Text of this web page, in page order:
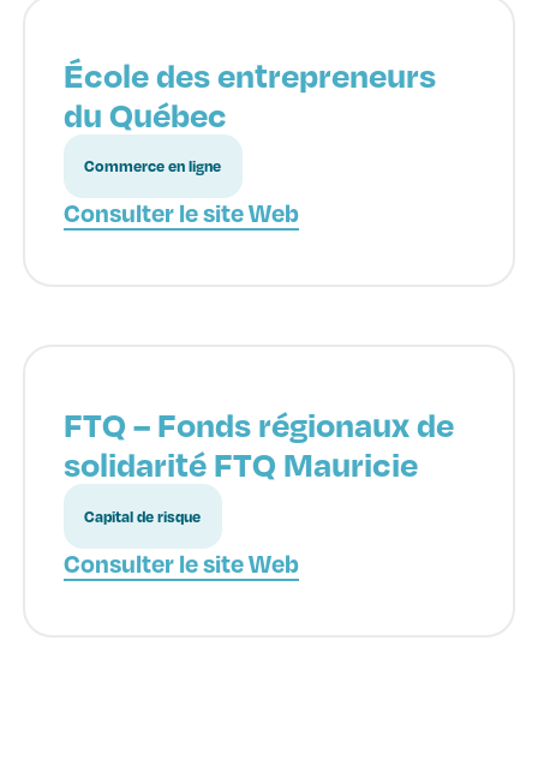
École des entrepreneurs
du Québec
Commerce en ligne
Consulter le site Web
FTQ – Fonds régionaux de
solidarité FTQ Mauricie
Capital de risque
Consulter le site Web